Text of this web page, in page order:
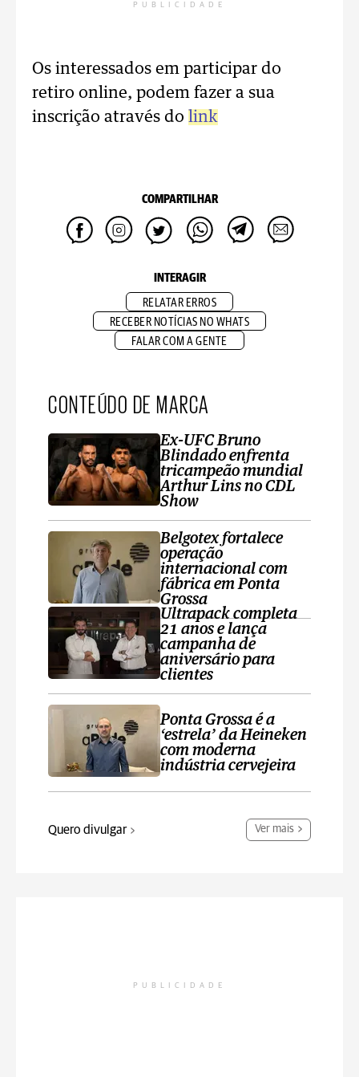
PUBLICIDADE
Os interessados em participar do
retiro online, podem fazer a sua
inscrição através do link
COMPARTILHAR
INTERAGIR
RELATAR ERROS
RECEBER NOTÍCIAS NO WHATS
FALAR COM A GENTE
CONTEÚDO DE MARCA
Ex-UFC Bruno
Blindado enfrenta
tricampeão mundial
Arthur Lins no CDL
Show
Belgotex fortalece
operação
internacional com
fábrica em Ponta
Grossa
Ultrapack completa
21 anos e lança
campanha de
aniversário para
clientes
Ponta Grossa é a
‘estrela’ da Heineken
com moderna
indústria cervejeira
Quero divulgar Ver mais
PUBLICIDADE